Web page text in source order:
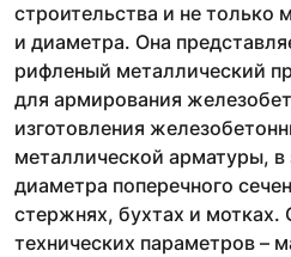
строительства и не только
и диаметра. Она
рифленый металлический
для армирования
изготовления
металлической арматуры, в
диаметра поперечного
стержнях, бухтах и мотках.
технических параметров –